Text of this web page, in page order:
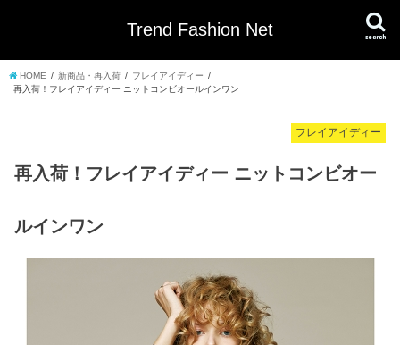
Trend Fashion Net search
HOME 新商品・再入荷
フレイアイディー
再入荷！フレイアイディー ニットコンビオールインワン
フレイアイディー
再入荷！フレイアイディー ニットコンビオー
ルインワン